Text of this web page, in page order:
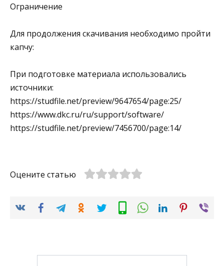
Ограничение
Для продолжения скачивания необходимо пройти
капчу:
При подготовке материала использовались
источники:
https://studfile.net/preview/9647654/page:25/
https://www.dkc.ru/ru/support/software/
https://studfile.net/preview/7456700/page:14/
Оцените статью